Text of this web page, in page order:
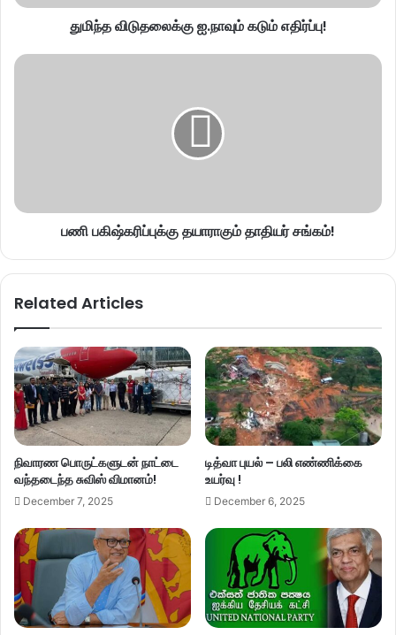
துமிந்த விடுதலைக்கு ஐ.நாவும் கடும் எதிர்ப்பு!
பணி பகிஷ்கரிப்புக்கு தயாராகும் தாதியர் சங்கம்!
Related Articles
நிவாரண பொருட்களுடன் நாட்டை
வந்தடைந்த சுவிஸ் விமானம்!
December 7, 2025
டித்வா புயல் – பலி எண்ணிக்கை
உயர்வு !
December 6, 2025